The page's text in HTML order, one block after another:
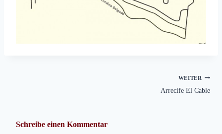
WEITER
Arrecife El Cable
Schreibe einen Kommentar